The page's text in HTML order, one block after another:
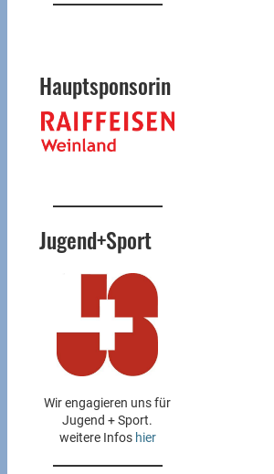
Hauptsponsorin
Jugend+Sport
Wir engagieren uns für
Jugend + Sport.
weitere Infos hier